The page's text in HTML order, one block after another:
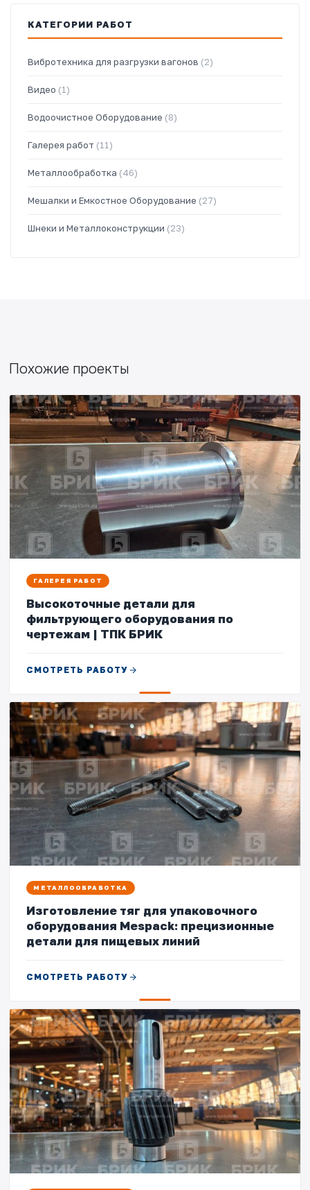
КАТЕГОРИИ РАБОТ
Вибротехника для разгрузки вагонов (2)
Видео (1)
Водоочистное Оборудование (8)
Галерея работ (11)
Металлообработка (46)
Мешалки и Емкостное Оборудование (27)
Шнеки и Металлоконструкции (23)
Похожие проекты
ГАЛЕРЕЯ РАБОТ
Высокоточные детали для
фильтрующего оборудования по
чертежам | ТПК БРИК
СМОТРЕТЬ РАБОТУ
МЕТАЛЛООБРАБОТКА
Изготовление тяг для упаковочного
оборудования Mespack: прецизионные
детали для пищевых линий
СМОТРЕТЬ РАБОТУ